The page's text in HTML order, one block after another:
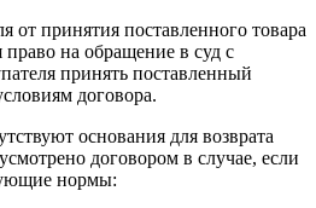
от принятия поставленного товара
право на обращение в суд с
принять поставленный
договора.
основания для возврата
договором в случае, если
нормы: